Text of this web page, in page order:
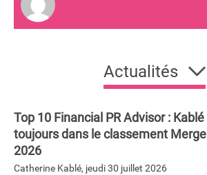
Actualités
Top 10 Financial PR Advisor :
toujours dans le classement
2026
Catherine Kablé, jeudi 30 juillet 2026